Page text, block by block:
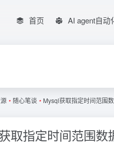
首页 AI agent自动
• 随心笔谈 • Mysql获取指定时间范围
取指定时间范围